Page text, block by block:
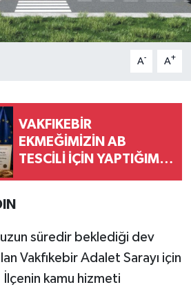
A- A+
VAKFIKEBİR
EKMEĞİMİZİN AB
TESCİLİ İÇİN YAPTIĞIMIZ
BAŞLADI
süredir beklediği dev
Vakfıkebir Adalet Sarayı için
İlçenin kamu hizmeti